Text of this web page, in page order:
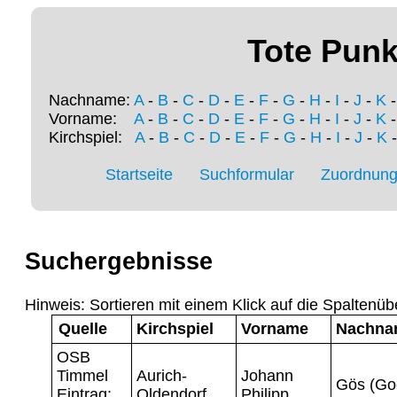
Tote
Nachname: A- B - C - D - E - F - G - H - I - J - K
Vorname: A- B - C - D - E - F - G - H - I - J - K
Kirchspiel: A- B - C - D- E- F- G - H - I - J - K
Startseite Suchformular
Suchergebnisse
Hinweis: Sortieren mit einem Klick auf die
Quelle
Kirchspiel Vorname
OSB
Timmel
Aurich-
Johann
Gös